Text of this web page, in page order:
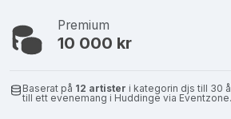
Premium
10 000 kr
Baserat på 12 artister i kategorin djs till 30
till ett evenemang i Huddinge via Eventzone.